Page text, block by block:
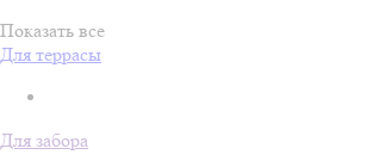
Показать все
Для террасы
Для забора